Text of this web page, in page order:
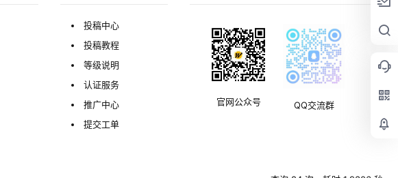
投稿中心
投稿教程
等级说明
认证服务
推广中心
提交工单
官网公众号 QQ交流群